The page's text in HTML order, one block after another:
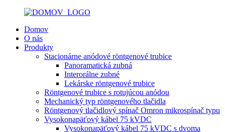
Domov
O nás
Produkty
Stacionárne anódové röntgenové trubice
Panoramatická zubná
Interorálne zubné
Lekárske röntgenové trubice
Röntgenové trubice s rotujúcou anódou
Mechanický typ röntgenového tlačidla
Röntgenový tlačidlový spínač Omron mikrospínač typu
Vysokonapäťový kábel 75 kVDC
Vysokonapäťový kábel 75 kVDC s dvoma